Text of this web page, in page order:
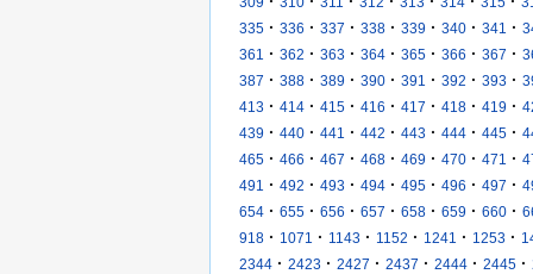
335 · 336 · 337 · 338 · 339 · 340 · 341 ·
361
· 362 · 363 · 364 · 365 · 366 · 367 ·
387 · 388 · 389 · 390 · 391 · 392 · 393 ·
413 · 414 · 415 · 416 · 417 · 418 · 419 ·
439 · 440 · 441 · 442 · 443 · 444 · 445 ·
465 · 466 · 467 · 468 · 469 · 470 · 471 ·
491
· 492 · 493 · 494 · 495 · 496 · 497 ·
654 · 655 · 656 · 657 · 658 · 659 · 660 ·
918 · 1071 · 1143 · 1152 · 1241 · 1253 ·
2344 · 2423 · 2427 · 2437 · 2444 · 2445 ·